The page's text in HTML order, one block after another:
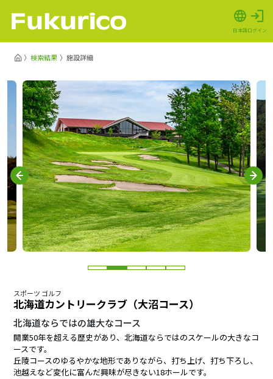
日本語ログイン
検索結果 施設詳細
スポーツ ゴルフ
北海道カントリークラブ（大沼コース）
北海道ならではの雄大なコース
開業50年を超える歴史があり、北海道ならではのスケールの大きなコ
ースです。
丘陵コースのゆるやかな地形でありながら、打ち上げ、打ち下ろし、
池越えなど変化に富んだ興味が尽きない18ホールです。